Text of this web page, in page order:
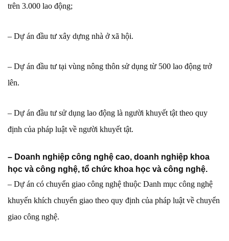
trên 3.000 lao động;
– Dự án đầu tư xây dựng nhà ở xã hội.
– Dự án đầu tư tại vùng nông thôn sử dụng từ 500 lao động trở
lên.
– Dự án đầu tư sử dụng lao động là người khuyết tật theo quy
định của pháp luật về người khuyết tật.
– Doanh nghiệp công nghệ cao, doanh nghiệp khoa
học và công nghệ, tổ chức khoa học và công nghệ.
– Dự án có chuyển giao công nghệ thuộc Danh mục công nghệ
khuyến khích chuyển giao theo quy định của pháp luật về chuyển
giao công nghệ.